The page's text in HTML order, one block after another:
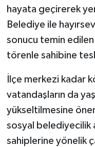
hayata geçirerek
Belediye ile
sonucu temin
törenle sahibine
İlçe merkezi kadar
vatandaşların da
yükseltilmesine
sosyal belediyecilik
sahiplerine yönelik